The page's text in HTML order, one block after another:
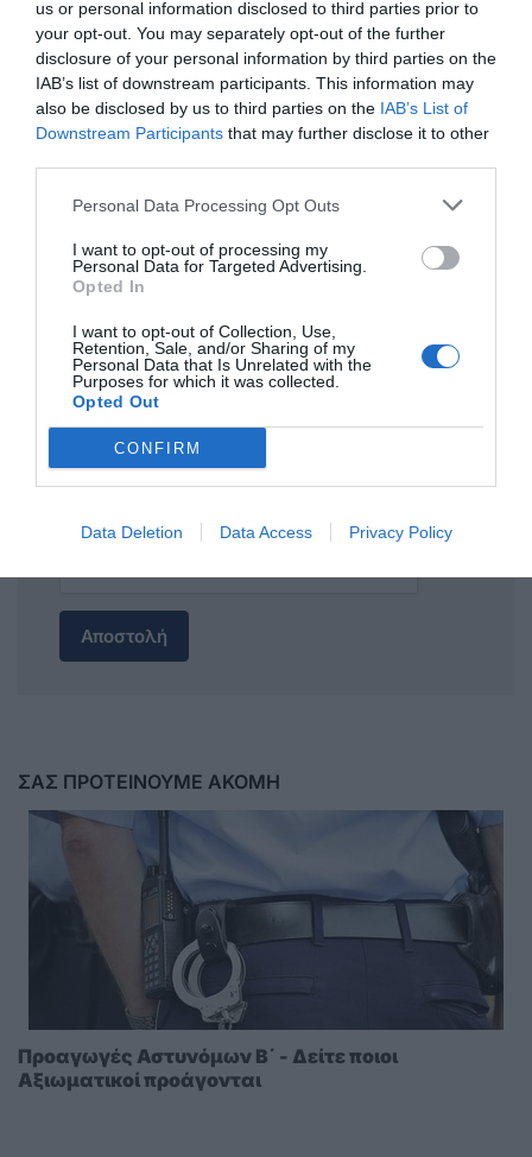
us or personal information disclosed to third parties prior to
your opt-out. You may separately opt-out of the further
disclosure of your personal information by third parties on the
IAB’s list of downstream participants. This information may
also be disclosed by us to third parties on the IAB’s List of
Downstream Participants that may further disclose it to other
Personal Data Processing Opt Outs
I want to opt-out of processing my
Personal Data for Targeted Advertising.
Opted In
I want to opt-out of Collection, Use,
Retention, Sale, and/or Sharing of my
Personal Data that Is Unrelated with the
Purposes for which it was collected.
Opted Out
CONFIRM
Data Deletion Data Access Privacy Policy
Πρόσθεσε ένα σχόλιο
ΟΝΟΜΑ
ΤΙΤΛΟΣ
ΣΧΟΛΙΟ
Αποστολή
ΣΑΣ ΠΡΟΤΕΙΝΟΥΜΕ ΑΚΟΜΗ
Προαγωγές Αστυνόμων Β΄ - Δείτε ποιοι
Αξιωματικοί προάγονται